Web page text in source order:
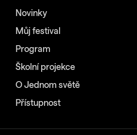
Novinky
Můj festival
Program
Školní projekce
O Jednom světě
Přístupnost